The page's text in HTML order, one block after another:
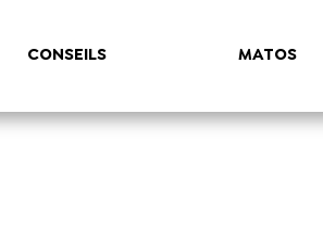
CONSEILS MATOS